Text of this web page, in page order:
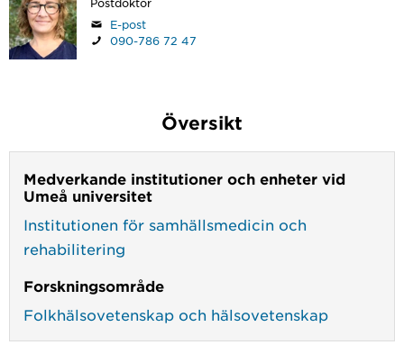
E-post
090-786 72 47
Översikt
Medverkande institutioner och enheter vid
Umeå universitet
Institutionen för samhällsmedicin och
rehabilitering
Forskningsområde
Folkhälsovetenskap och hälsovetenskap